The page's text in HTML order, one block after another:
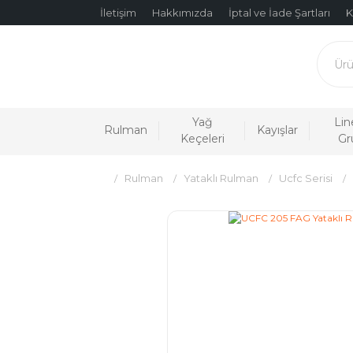
İletişim Hakkımızda İptal ve İade Şartları
Rulman
Yağ
Keçeleri
Kayışlar
Rulman Yataklı Rulman Ucfc Serisi